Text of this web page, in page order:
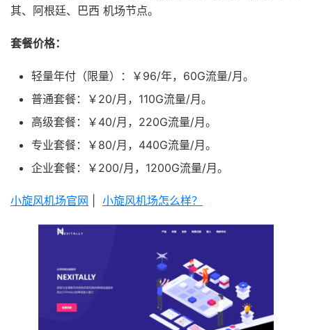
其、阿根廷、巴西 机场节点。
套餐价格：
轻量年付（限量）：￥96/年，60G流量/月。
普通套餐：￥20/月，110G流量/月。
高级套餐：￥40/月，220G流量/月。
专业套餐：￥80/月，440G流量/月。
企业套餐：￥200/月，1200G流量/月。
小旋风机场官网 小旋风机场怎么样？